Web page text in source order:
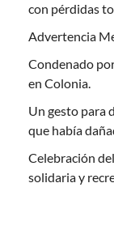
con pérdidas
Advertencia
Condenado
en Colonia.
Un gesto para
que había
Celebración
solidaria y